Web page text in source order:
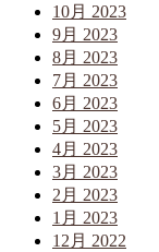
10月 2023
9月 2023
8月 2023
7月 2023
6月 2023
5月 2023
4月 2023
3月 2023
2月 2023
1月 2023
12月 2022